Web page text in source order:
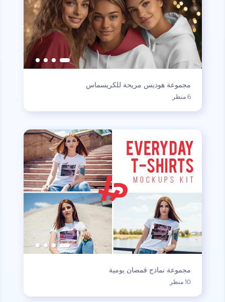
مجموعة هوديس مريحة للكريسماس
6 منظر
مجموعة نماذج قمصان يومية
10 منظر